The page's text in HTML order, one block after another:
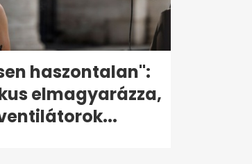
haszontalan":
elmagyarázza,